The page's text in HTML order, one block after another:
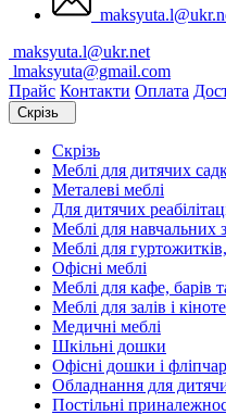
maksyuta.l@ukr.net
lmaksyuta@gmail.com
Прайс Контакти Оплата
Скрізь
Скрізь
Меблі для дитячих
Металеві меблі
Для дитячих
Меблі для навчальних
Меблі для гуртожитків,
Офісні меблі
Меблі для кафе, барів
Меблі для залів і
Медичні меблі
Шкільні дошки
Офісні дошки і
Обладнання для
Постільні